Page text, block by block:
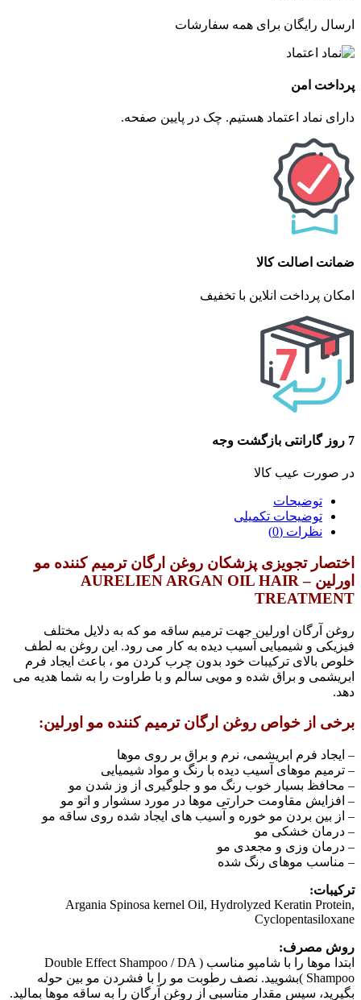
ارسال رایگان برای همه سفارشات
پرداخت امن
دارای نماد اعتماد هستیم. چک در پایین صفحه.
ضمانت اصالت کالا
امکان پرداخت انلاین با تخفیف
7 روز گارانتی بازگشت وجه
در صورت عیب کالا
توضیحات
توضیحات تکمیلی
نظرات (0)
اختصار تجویزی پزشکان روغن ارگان ترمیم کننده مو
اورلین – AURELIEN ARGAN OIL HAIR
TREATMENT
روغن آرگان اورلین جهت ترمیم ساقه مو که به دلایل مختلف
فیزیکی و شیمیایی آسیب دیده به کار می رود. این روغن به لطف
خلوص بالای ترکیبات خود بدون چرب کردن مو ، باعث ایجاد فرم
ابریشمی و براق شده و مویی سالم و با طراوت را به شما هدیه می
دهد.
برخی از خواص روغن ارگان ترمیم کننده مو اورلین:
– ایجاد فرم ابریشمی، نرم و براق بر روی موها
– ترمیم موهای آسیب دیده با رنگ و مواد شیمیایی
– محافظ بسیار خوب رنگ مو و جلوگیری از وز شدن مو
– افزایش مقاومت حرارتی موها در مورد سشوار و اتو مو
– از بین بردن مو خوره و آسیب های ایجاد شده روی ساقه مو
– درمان خشکی مو
– درمان وزی و مجعدی مو
– مناسب موهای رنگ شده
ترکیبات:
Argania Spinosa kernel Oil, Hydrolyzed Keratin Protein,
Cyclopentasiloxane
روش مصرف:
ابتدا موها را با شامپو مناسب ( Double Effect Shampoo / DA
Shampoo )بشویید. نصف رطوبت مو را با فشردن مو بین حوله
بگیرید، سپس مقدار مناسبی از روغن آرگان را به ساقه موها بمالید.